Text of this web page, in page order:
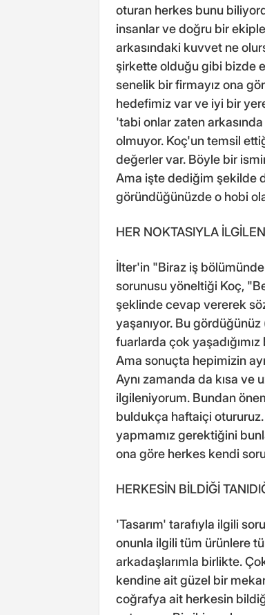
oturan herkes bunu
insanlar ve doğru bir
arkasındaki kuvvet ne
şirkette olduğu gibi bizde
senelik bir firmayız ona
hedefimiz var ve iyi bir
'tabi onlar zaten
olmuyor. Koç'un temsil
değerler var. Böyle bir
Ama işte dediğim şekilde
göründüğünüzde o hobi
HER NOKTASIYLA
İlter'in "Biraz iş
sorunusu yöneltiği Koç,
şeklinde cevap vererek
yaşanıyor. Bu
fuarlarda çok
Ama sonuçta hepimizin
Aynı zamanda da kısa
ilgileniyorum. Bundan
buldukça haftaiçi otururuz.
yapmamız gerektiğini
ona göre herkes kendi
HERKESİN BİLDİĞİ
'Tasarım' tarafıyla ilgili
onunla ilgili tüm ürünlere
arkadaşlarımla birlikte.
kendine ait güzel bir
coğrafya ait herkesin